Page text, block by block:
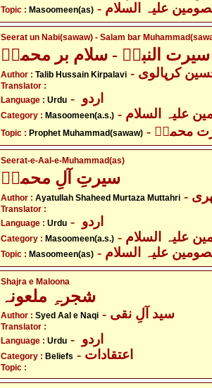
Topic : Masoomeen(as) علیہ السلام
Seerat un Nabi(sawaw) - Salam bar
سیرت النبیؐ - سلام بر محمدؐ
Author : Talib Hussain Kirpalavi کرپالوی
Translator :
Language : Urdu
Category : Masoomeen(a.s.)
Topic : Prophet Muhammad(sawaw) محمدؐ
Seerat-e-Aal-e-Muhammad(as)
سیرتِ آلِ محمدؑ
Author : Ayatullah Shaheed Murtaza Muttahri
Translator :
Language : Urdu
Category : Masoomeen(a.s.)
Topic : Masoomeen(as) علیہ السلام
Shajra e Maloona
شجرہِ ملعونہ
Author : Syed Aal e Naqi - سید آلِ نقی
Translator :
Language : Urdu
Category : Beliefs - اعتقادات
Topic :